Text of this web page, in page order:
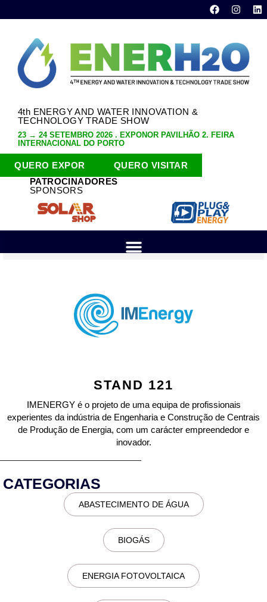
4th ENERGY AND WATER INNOVATION &
TECHNOLOGY TRADE SHOW
23 → 24 SETEMBRO 2026 . EXPONOR PAVILHÃO 2. FEIRA
INTERNACIONAL DO PORTO
QUERO EXPOR
QUERO VISITAR
PATROCINADORES
SPONSORS
STAND 121
IMENERGY é o projeto de uma equipa de profissionais
experientes da indústria de Engenharia e Construção de Centrais
de Produção de Energia, com um carácter empreendedor e
inovador.
CATEGORIAS
ABASTECIMENTO DE ÁGUA
BIOGÁS
ENERGIA FOTOVOLTAICA